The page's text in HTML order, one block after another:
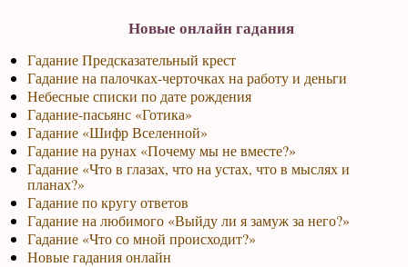
Новые онлайн гадания
Гадание Предсказательный крест
Гадание на палочках-черточках на работу и деньги
Небесные списки по дате рождения
Гадание-пасьянс «Готика»
Гадание «Шифр Вселенной»
Гадание на рунах «Почему мы не вместе?»
Гадание «Что в глазах, что на устах, что в мыслях и
планах?»
Гадание по кругу ответов
Гадание на любимого «Выйду ли я замуж за него?»
Гадание «Что со мной происходит?»
Новые гадания онлайн